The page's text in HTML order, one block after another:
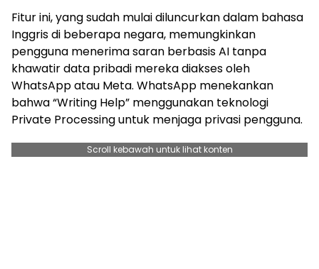
Fitur ini, yang sudah mulai diluncurkan dalam bahasa
Inggris di beberapa negara, memungkinkan
pengguna menerima saran berbasis AI tanpa
khawatir data pribadi mereka diakses oleh
WhatsApp atau Meta. WhatsApp menekankan
bahwa “Writing Help” menggunakan teknologi
Private Processing untuk menjaga privasi pengguna.
Scroll kebawah untuk lihat konten